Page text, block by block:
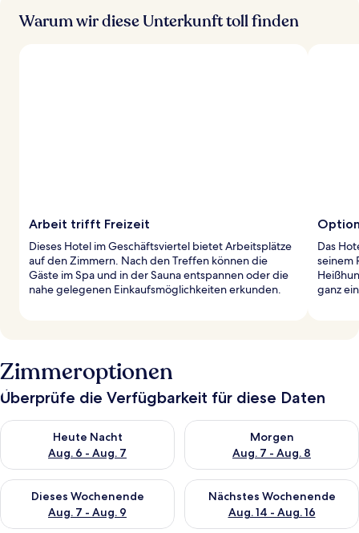
Warum wir diese Unterkunft toll finden
Arbeit trifft Freizeit
Dieses Hotel im Geschäftsviertel bietet Arbeitsplätze
auf den Zimmern. Nach den Treffen können die
Gäste im Spa und in der Sauna entspannen oder die
nahe gelegenen Einkaufsmöglichkeiten erkunden.
Das
seinem
ganz
Zimmeroptionen
Überprüfe die Verfügbarkeit für diese Daten
Heute Nacht
Aug. 6 - Aug. 7
Überprüfe die Verfügbarkeit für heute Nacht, Aug. 6 - Aug. 7.
Morgen
Aug. 7 - Aug. 8
Überprüfe die Verfügbarkeit
Dieses Wochenende
Aug. 7 - Aug. 9
Überprüfe die Verfügbarkeit für dieses Wochenende, Aug. 7
Nächstes Wochenende
Aug. 14 - Aug. 16
Überprüfe die Verfügbarkeit